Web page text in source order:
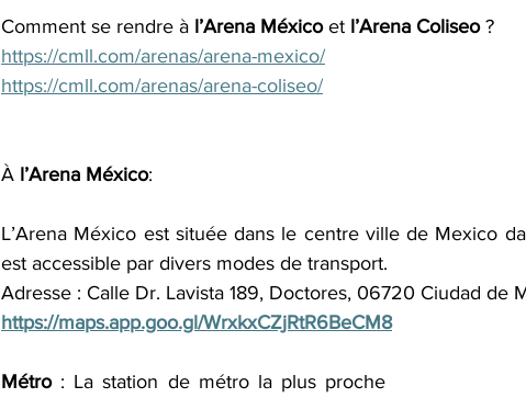
Comment se rendre à l’Arena México et l’Arena Coliseo ?
https://cmll.com/arenas/arena-mexico/
https://cmll.com/arenas/arena-coliseo/
À l’Arena México:
L’Arena México est située dans le centre ville de Mexico
est accessible par divers modes de transport.
Adresse : Calle Dr. Lavista 189, Doctores, 06720 Ciudad de
https://maps.app.goo.gl/WrxkxCZjRtR6BeCM8
Métro : La station de métro la plus proche